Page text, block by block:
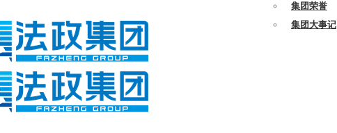
集团荣誉
集团大事记